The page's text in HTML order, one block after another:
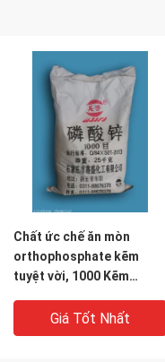
Chất ức chế ăn mòn
orthophosphate kẽm
tuyệt vời, 1000 Kẽm
Giá Tốt Nhất